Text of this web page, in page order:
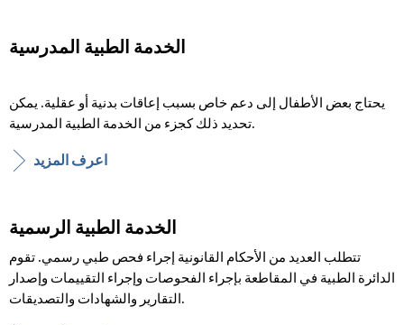
الخدمة الطبية المدرسية
يحتاج بعض الأطفال إلى دعم خاص بسبب إعاقات بدنية أو عقلية. يمكن
تحديد ذلك كجزء من الخدمة الطبية المدرسية.
اعرف المزيد
الخدمة الطبية الرسمية
تتطلب العديد من الأحكام القانونية إجراء فحص طبي رسمي. تقوم
الدائرة الطبية في المقاطعة بإجراء الفحوصات وإجراء التقييمات وإصدار
التقارير والشهادات والتصديقات.